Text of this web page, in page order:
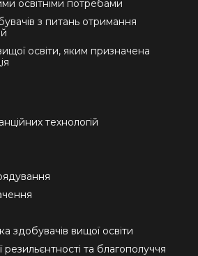
освітніми потребами
з питань отримання
освіти, яким призначена
технологій
здобувачів вищої освіти
резильєнтності та благополуччя